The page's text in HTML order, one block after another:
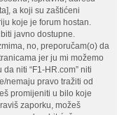
a koji su zaštićeni
koje je forum hostan.
javno dostupne.
no, preporučam(o) da
jer ju mi možemo
niti “F1-HR.com” niti
nemaju pravo tražiti od
promijeniti u bilo koje
zaporku, možeš